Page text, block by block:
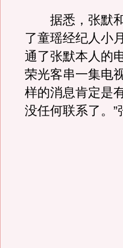
据悉，张默和
了童瑶经纪人小
通了张默本人的
荣光客串一集电
样的消息肯定是
没任何联系了。